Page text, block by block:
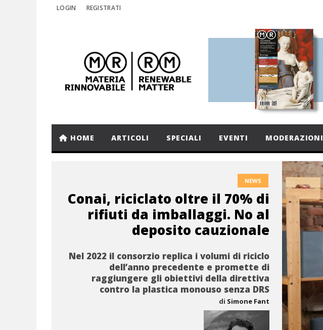
LOGIN REGISTRATI
HOME ARTICOLI SPECIALI EVENTI MODERAZIONI
NEWS
Conai, riciclato oltre il 70% di
rifiuti da imballaggi. No al
deposito cauzionale
Nel 2022 il consorzio replica i volumi di riciclo
dell’anno precedente e promette di
raggiungere gli obiettivi della direttiva
contro la plastica monouso senza DRS
di Simone Fant